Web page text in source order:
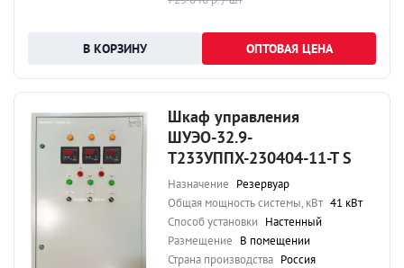
ОПТОВАЯ ЦЕНА
Шкаф управления
ШУЭО-32.9-
Т233УППХ-230404-11-Т S
Назначение Резервуар
Общая мощность системы, кВт 41 кВт
Способ установки Настенный
Размещение В помещении
Страна производства Россия